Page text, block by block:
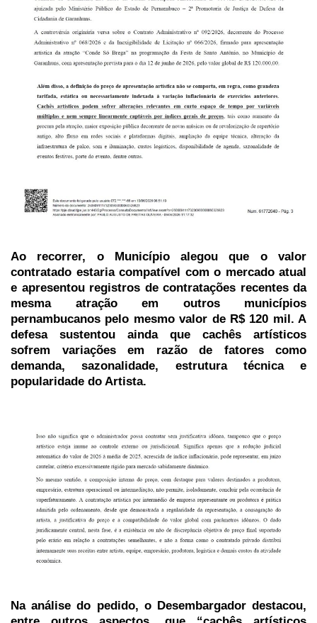
Ao recorrer, o Município alegou que o valor
contratado estaria compatível com o mercado atual
e apresentou registros de contratações recentes da
mesma atração em outros municípios
pernambucanos pelo mesmo valor de R$ 120 mil. A
defesa sustentou ainda que cachês artísticos
sofrem variações em razão de fatores como
demanda, sazonalidade, estrutura técnica e
popularidade do Artista.
Na análise do pedido, o Desembargador destacou,